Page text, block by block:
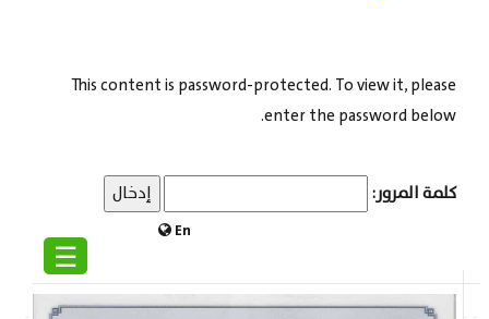
En
☰
This content is password-protected. To view it, please
enter the password below.
كلمة المرور: